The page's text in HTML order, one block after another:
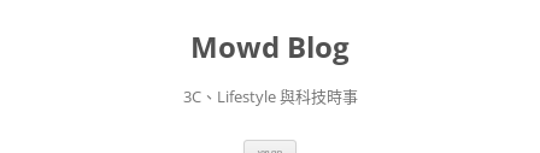
Mowd Blog
3C、Lifestyle 與科技時事